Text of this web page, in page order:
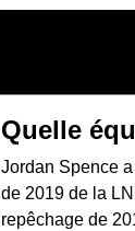
Quelle
Jordan Spence
de 2019 de la
repêchage de